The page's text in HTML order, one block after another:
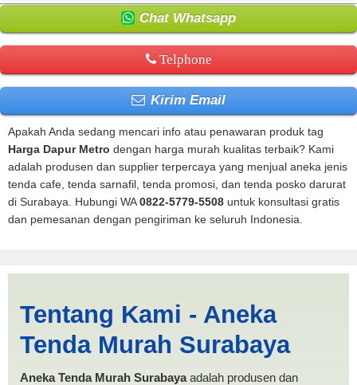
Chat Whatsapp
Telphone
Kirim Email
Apakah Anda sedang mencari info atau penawaran produk tag
Harga Dapur Metro dengan harga murah kualitas terbaik? Kami
adalah produsen dan supplier terpercaya yang menjual aneka jenis
tenda cafe, tenda sarnafil, tenda promosi, dan tenda posko darurat
di Surabaya. Hubungi WA0822-5779-5508 untuk konsultasi gratis
dan pemesanan dengan pengiriman ke seluruh Indonesia.
PRODUKSI ANEKA TENDA
MURAH
Tentang Kami - Aneka
Tenda Murah Surabaya
Aneka Tenda Murah Surabayaadalah produsen dan